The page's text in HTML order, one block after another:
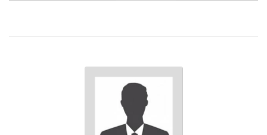
bank xizmatlari ofislari hamda “Trast leasing” MCHJ
faoliyati ustidan nazoratni olib boradi.
“Trastbank” XAB Kredit komissiyasining raisi sifatida
rahbarlikni amalga oshiradi.
Xususiy uy-joy mulkdorlari shirkatlarini kreditlash,